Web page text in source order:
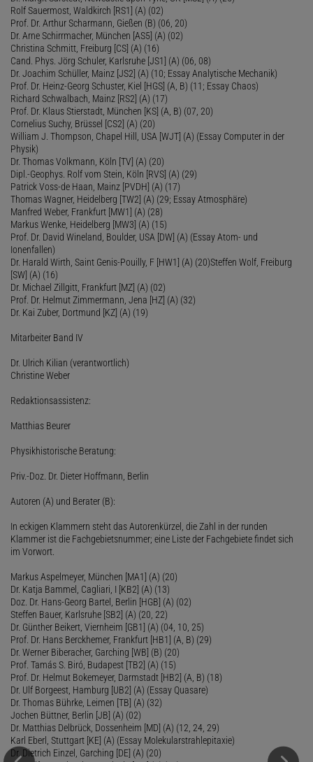
Rolf Sauermost, Waldkirch [RS1] (A) (02)
Prof. Dr. Arthur Scharmann, Gießen (B) (06, 20)
Dr. Arne Schirrmacher, München [AS5] (A) (02)
Christina Schmitt, Freiburg [CS] (A) (16)
Cand. Phys. Jörg Schuler, Karlsruhe [JS1] (A) (06, 08)
Dr. Joachim Schüller, Mainz [JS2] (A) (10; Essay Analytische Mechanik)
Prof. Dr. Heinz-Georg Schuster, Kiel [HGS] (A, B) (11; Essay Chaos)
Richard Schwalbach, Mainz [RS2] (A) (17)
Prof. Dr. Klaus Stierstadt, München [KS] (A, B) (07, 20)
Cornelius Suchy, Brüssel [CS2] (A) (20)
William J. Thompson, Chapel Hill, USA [WJT] (A) (Essay Computer in der
Physik)
Dr. Thomas Volkmann, Köln [TV] (A) (20)
Dipl.-Geophys. Rolf vom Stein, Köln [RVS] (A) (29)
Patrick Voss-de Haan, Mainz [PVDH] (A) (17)
Thomas Wagner, Heidelberg [TW2] (A) (29; Essay Atmosphäre)
Manfred Weber, Frankfurt [MW1] (A) (28)
Markus Wenke, Heidelberg [MW3] (A) (15)
Prof. Dr. David Wineland, Boulder, USA [DW] (A) (Essay Atom- und
Ionenfallen)
Dr. Harald Wirth, Saint Genis-Pouilly, F [HW1] (A) (20)Steffen Wolf, Freiburg
[SW] (A) (16)
Dr. Michael Zillgitt, Frankfurt [MZ] (A) (02)
Prof. Dr. Helmut Zimmermann, Jena [HZ] (A) (32)
Dr. Kai Zuber, Dortmund [KZ] (A) (19)
Mitarbeiter Band IV
Dr. Ulrich Kilian (verantwortlich)
Christine Weber
Redaktionsassistenz:
Matthias Beurer
Physikhistorische Beratung:
Priv.-Doz. Dr. Dieter Hoffmann, Berlin
Autoren (A) und Berater (B):
In eckigen Klammern steht das Autorenkürzel, die Zahl in der runden
Klammer ist die Fachgebietsnummer; eine Liste der Fachgebiete findet sich
im Vorwort.
Markus Aspelmeyer, München [MA1] (A) (20)
Dr. Katja Bammel, Cagliari, I [KB2] (A) (13)
Doz. Dr. Hans-Georg Bartel, Berlin [HGB] (A) (02)
Steffen Bauer, Karlsruhe [SB2] (A) (20, 22)
Dr. Günther Beikert, Viernheim [GB1] (A) (04, 10, 25)
Prof. Dr. Hans Berckhemer, Frankfurt [HB1] (A, B) (29)
Dr. Werner Biberacher, Garching [WB] (B) (20)
Prof. Tamás S. Biró, Budapest [TB2] (A) (15)
Prof. Dr. Helmut Bokemeyer, Darmstadt [HB2] (A, B) (18)
Dr. Ulf Borgeest, Hamburg [UB2] (A) (Essay Quasare)
Dr. Thomas Bührke, Leimen [TB] (A) (32)
Jochen Büttner, Berlin [JB] (A) (02)
Dr. Matthias Delbrück, Dossenheim [MD] (A) (12, 24, 29)
Karl Eberl, Stuttgart [KE] (A) (Essay Molekularstrahlepitaxie)
Dr. Dietrich Einzel, Garching [DE] (A) (20)